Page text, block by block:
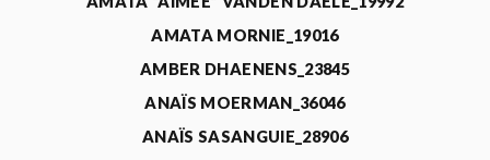
AMATA MORNIE_19016
AMBER DHAENENS_23845
ANAÏS MOERMAN_36046
ANAÏS SASANGUIE_28906